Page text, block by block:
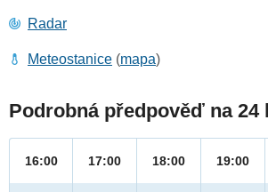
Radar
Meteostanice (mapa)
Podrobná předpověď na 24
16:00 17:00 18:00 19:00